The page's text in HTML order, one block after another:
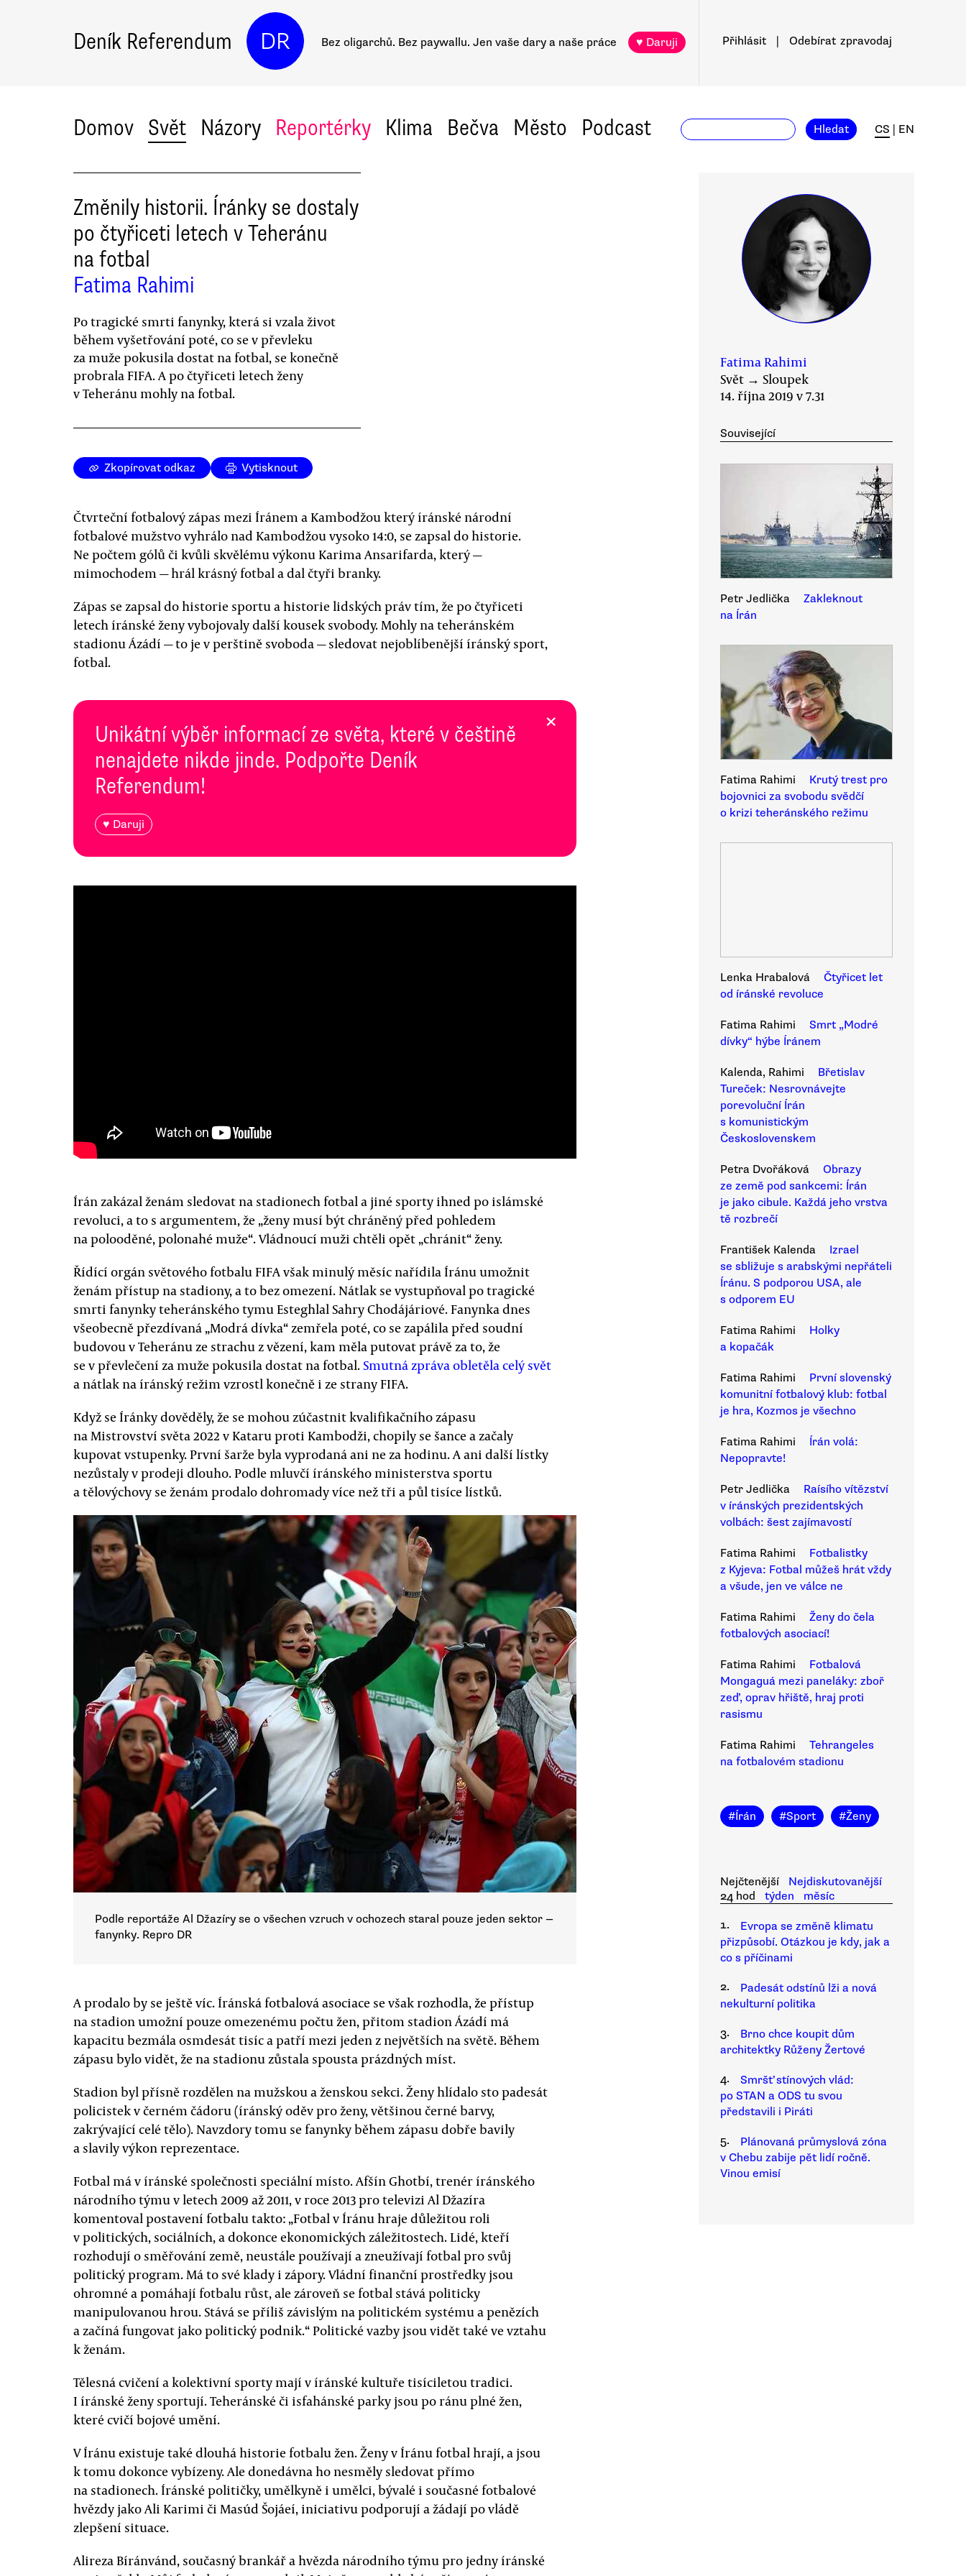
Deník Referendum DR Bez oligarchů. Bez paywallu. Jen vaše dary a naše práce ♥ Daruji Přihlásit Odebírat zpravodaj
Domov Svět Názory Reportérky Klima Bečva Město Podcast Hledat CS EN
Změnily historii. Íránky se dostaly
po čtyřiceti letech v Teheránu
na fotbal
Fatima Rahimi
Po tragické smrti fanynky, která si vzala život
během vyšetřování poté, co se v převleku
za muže pokusila dostat na fotbal, se konečně
probrala FIFA. A po čtyřiceti letech ženy
v Teheránu mohly na fotbal.
Zkopírovat odkaz Vytisknout
Čtvrteční fotbalový zápas mezi Íránem a Kambodžou který íránské národní
fotbalové mužstvo vyhrálo nad Kambodžou vysoko 14:0, se zapsal do historie.
Ne počtem gólů či kvůli skvělému výkonu Karima Ansarifarda, který —
mimochodem — hrál krásný fotbal a dal čtyři branky.
Zápas se zapsal do historie sportu a historie lidských práv tím, že po čtyřiceti
letech íránské ženy vybojovaly další kousek svobody. Mohly na teheránském
stadionu Ázádí — to je v perštině svoboda — sledovat nejoblíbenější íránský sport,
fotbal.
Unikátní výběr informací ze světa, které v češtině
nenajdete nikde jinde. Podpořte Deník
Referendum!
♥ Daruji
×
Írán zakázal ženám sledovat na stadionech fotbal a jiné sporty ihned po islámské
revoluci, a to s argumentem, že „ženy musí být chráněný před pohledem
na polooděné, polonahé muže“. Vládnoucí muži chtěli opět „chránit“ ženy.
Řídící orgán světového fotbalu FIFA však minulý měsíc nařídila Íránu umožnit
ženám přístup na stadiony, a to bez omezení. Nátlak se vystupňoval po tragické
smrti fanynky teheránského tymu Esteghlal Sahry Chodájáriové. Fanynka dnes
všeobecně přezdívaná „Modrá dívka“ zemřela poté, co se zapálila před soudní
budovou v Teheránu ze strachu z vězení, kam měla putovat právě za to, že
se v převlečení za muže pokusila dostat na fotbal.Smutná zpráva obletěla celý svět
a nátlak na íránský režim vzrostl konečně i ze strany FIFA.
Když se Íránky dověděly, že se mohou zúčastnit kvalifikačního zápasu
na Mistrovství světa 2022 v Kataru proti Kambodži, chopily se šance a začaly
kupovat vstupenky. První šarže byla vyprodaná ani ne za hodinu. A ani další lístky
nezůstaly v prodeji dlouho. Podle mluvčí íránského ministerstva sportu
a tělovýchovy se ženám prodalo dohromady více než tři a půl tisíce lístků.
Podle reportáže Al Džazíry se o všechen vzruch v ochozech staral pouze jeden sektor —
fanynky. Repro DR
A prodalo by se ještě víc. Íránská fotbalová asociace se však rozhodla, že přístup
na stadion umožní pouze omezenému počtu žen, přitom stadion Ázádí má
kapacitu bezmála osmdesát tisíc a patří mezi jeden z největších na světě. Během
zápasu bylo vidět, že na stadionu zůstala spousta prázdných míst.
Stadion byl přísně rozdělen na mužskou a ženskou sekci. Ženy hlídalo sto padesát
policistek v černém čádoru (íránský oděv pro ženy, většinou černé barvy,
zakrývající celé tělo). Navzdory tomu se fanynky během zápasu dobře bavily
a slavily výkon reprezentace.
Fotbal má v íránské společnosti speciální místo. Afšín Ghotbí, trenér íránského
národního týmu v letech 2009 až 2011, v roce 2013 pro televizi Al Džazíra
komentoval postavení fotbalu takto: „Fotbal v Íránu hraje důležitou roli
v politických, sociálních, a dokonce ekonomických záležitostech. Lidé, kteří
rozhodují o směřování země, neustále používají a zneužívají fotbal pro svůj
politický program. Má to své klady i zápory. Vládní finanční prostředky jsou
ohromné a pomáhají fotbalu růst, ale zároveň se fotbal stává politicky
manipulovanou hrou. Stává se příliš závislým na politickém systému a penězích
a začíná fungovat jako politický podnik.“ Politické vazby jsou vidět také ve vztahu
k ženám.
Tělesná cvičení a kolektivní sporty mají v íránské kultuře tisíciletou tradici.
I íránské ženy sportují. Teheránské či isfahánské parky jsou po ránu plné žen,
které cvičí bojové umění.
V Íránu existuje také dlouhá historie fotbalu žen. Ženy v Íránu fotbal hrají, a jsou
k tomu dokonce vybízeny. Ale donedávna ho nesměly sledovat přímo
na stadionech. Íránské političky, umělkyně i umělci, bývalé i současné fotbalové
hvězdy jako Ali Karimi či Masúd Šojáeí, iniciativu podporují a žádají po vládě
zlepšení situace.
Alireza Bíránvánd, současný brankář a hvězda národního týmu pro jedny íránské
Fatima Rahimi
Svět → Sloupek
14. října 2019 v 7.31
Související
Petr Jedlička
Zakleknout
na Írán
Fatima Rahimi
Krutý trest pro
bojovnici za svobodu svědčí
o krizi teheránského režimu
Lenka Hrabalová
Čtyřicet let
od íránské revoluce
Fatima Rahimi
Smrt „Modré
dívky“ hýbe Íránem
Kalenda, Rahimi
Břetislav
Tureček: Nesrovnávejte
porevoluční Írán
s komunistickým
Československem
Petra Dvořáková
Obrazy
ze země pod sankcemi: Írán
je jako cibule. Každá jeho vrstva
tě rozbrečí
František Kalenda
Izrael
se sbližuje s arabskými nepřáteli
Íránu. S podporou USA, ale
s odporem EU
Fatima Rahimi
Holky
a kopačák
Fatima Rahimi
První slovenský
komunitní fotbalový klub: fotbal
je hra, Kozmos je všechno
Fatima Rahimi
Írán volá:
Nepopravte!
Petr Jedlička
Raísího vítězství
v íránských prezidentských
volbách: šest zajímavostí
Fatima Rahimi
Fotbalistky
z Kyjeva: Fotbal můžeš hrát vždy
a všude, jen ve válce ne
Fatima Rahimi
Ženy do čela
fotbalových asociací!
Fatima Rahimi
Fotbalová
Mongaguá mezi paneláky: zboř
zeď, oprav hřiště, hraj proti
rasismu
Fatima Rahimi
Tehrangeles
na fotbalovém stadionu
#Írán #Sport #Ženy
Nejčtenější
Nejdiskutovanější
24 hod
týden
měsíc
1.
Evropa se změně klimatu
přizpůsobí. Otázkou je kdy, jak a
co s příčinami
2.
Padesát odstínů lži a nová
nekulturní politika
3.
Brno chce koupit dům
architektky Růženy Žertové
4.
Smršť stínových vlád:
po STAN a ODS tu svou
představili i Piráti
5.
Plánovaná průmyslová zóna
v Chebu zabije pět lidí ročně.
Vinou emisí